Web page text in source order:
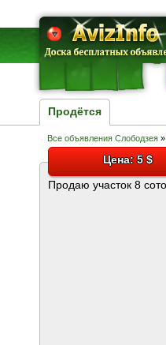
Продётся
Все объявления Слободзея »
Цена: 5 $
Продаю участок 8